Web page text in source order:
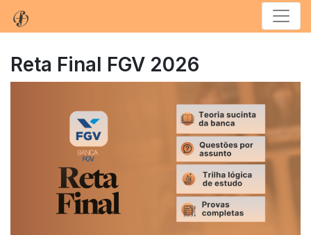
Menu
Reta Final FGV 2026